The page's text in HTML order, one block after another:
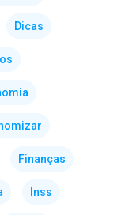
Dicas
Finanças
Inss